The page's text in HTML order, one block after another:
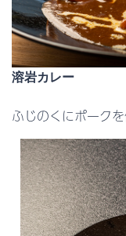
溶岩カレー
ふじのくにポーク